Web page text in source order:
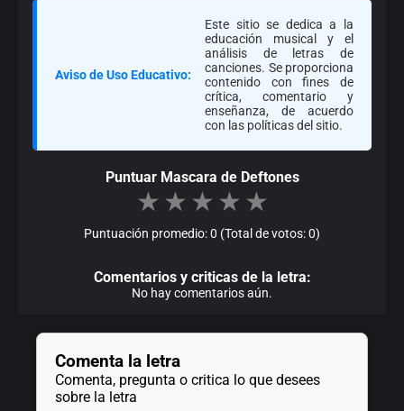
Aviso de Uso Educativo:
Este sitio se dedica a la
educación musical y el
análisis de letras de
canciones. Se proporciona
contenido con fines de
crítica, comentario y
enseñanza, de acuerdo
con las políticas del sitio.
Puntuar Mascara de Deftones
★ ★ ★ ★ ★
Puntuación promedio: 0 (Total de votos: 0)
Comentarios y criticas de la letra:
No hay comentarios aún.
Comenta la letra
Comenta, pregunta o critica lo que desees
sobre la letra